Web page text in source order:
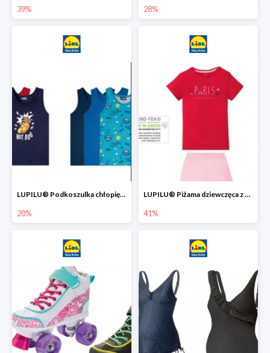
39% 28%
LUPILU® Podkoszulka chłopięca z bawełny -20%
20%
LUPILU® Piżama dziewczęca z bawełny -41%
41%